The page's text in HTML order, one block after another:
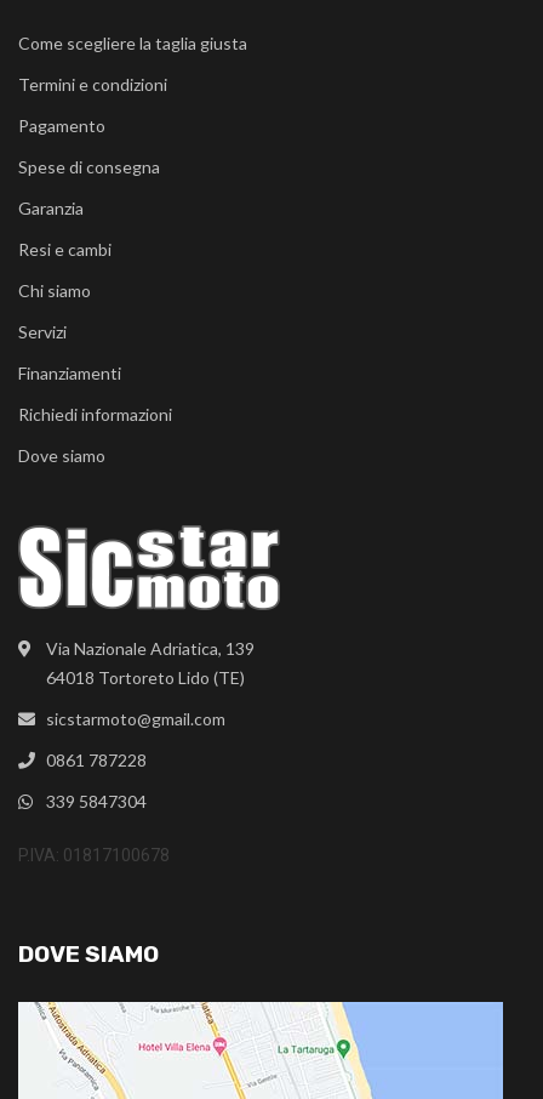
Via Nazionale Adriatica, 139
64018 Tortoreto Lido (TE)
sicstarmoto@gmail.com
0861 787228
339 5847304
P.IVA: 01817100678
Come scegliere la taglia giusta
Termini e condizioni
Pagamento
Spese di consegna
Garanzia
Resi e cambi
Chi siamo
Servizi
Finanziamenti
Richiedi informazioni
Dove siamo
DOVE SIAMO